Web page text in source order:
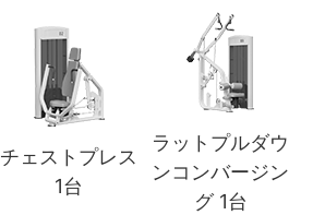
チェストプレス
1台
ラットプルダウ
ンコンバージン
グ 1台